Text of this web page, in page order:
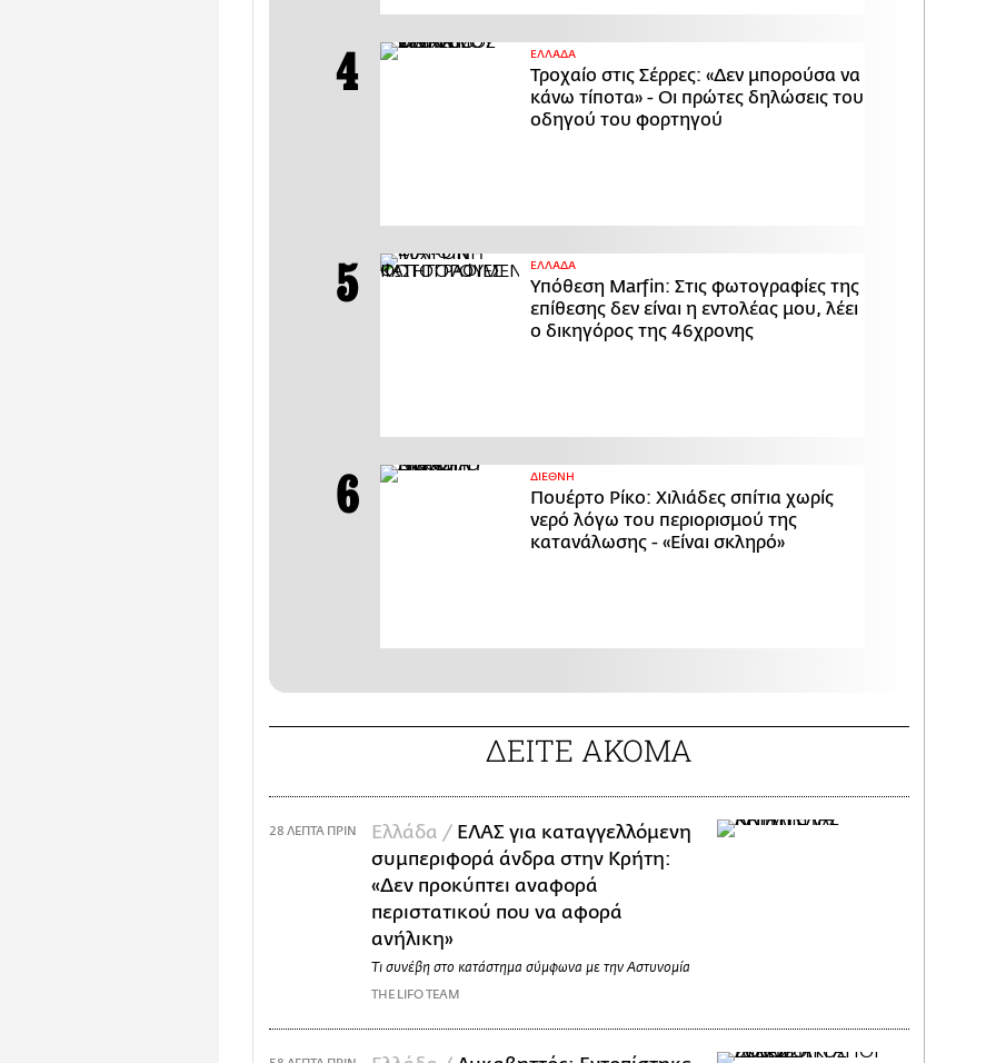
ΕΛΛΑΔΑ
Τροχαίο στις Σέρρες: «Δεν μπορούσα να
κάνω τίποτα» - Οι πρώτες δηλώσεις του
οδηγού του φορτηγού
ΕΛΛΑΔΑ
Υπόθεση Marfin: Στις φωτογραφίες της
επίθεσης δεν είναι η εντολέας μου, λέει
ο δικηγόρος της 46χρονης
ΔΙΕΘΝΗ
Πουέρτο Ρίκο: Χιλιάδες σπίτια χωρίς
νερό λόγω του περιορισμού της
κατανάλωσης - «Είναι σκληρό»
ΔΕΙΤΕ ΑΚΟΜΑ
Ελλάδα / ΕΛΑΣ για καταγγελλόμενη
συμπεριφορά άνδρα στην Κρήτη:
«Δεν προκύπτει αναφορά
περιστατικού που να αφορά
ανήλικη»
Τι συνέβη στο κατάστημα σύμφωνα με την Αστυνομία
THE LIFO TEAM
28 ΛΕΠΤΑ ΠΡΙΝ